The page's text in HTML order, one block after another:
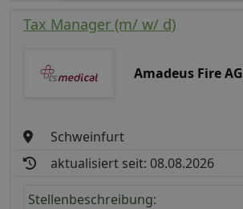
Tax Manager (m/ w/ d)
Amadeus Fire AG
Schweinfurt
aktualisiert seit: 08.08.2026
Stellenbeschreibung: